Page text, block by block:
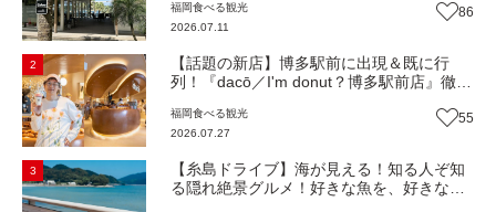
Beach Cafe』（福岡・糸島市）【まち歩
き】
福岡食べる観光
2026.07.11
86
2
【話題の新店】博多駅前に出現＆既に行
列！『dacō／I'm donut？博多駅前店』徹底
しみ方＆イチオシメニューも紹介！（福岡
市博多区）【まち歩き】
福岡食べる観光
2026.07.27
55
3
【糸島ドライブ】海が見える！知る人ぞ知
る隠れ絶景グルメ！好きな魚を、好きなだ